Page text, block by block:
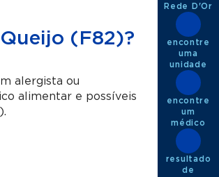
(F82)?
alergista ou
alimentar e possíveis
Rede D'Or
encontre
uma
unidade
encontre
um
médico
resultado
de